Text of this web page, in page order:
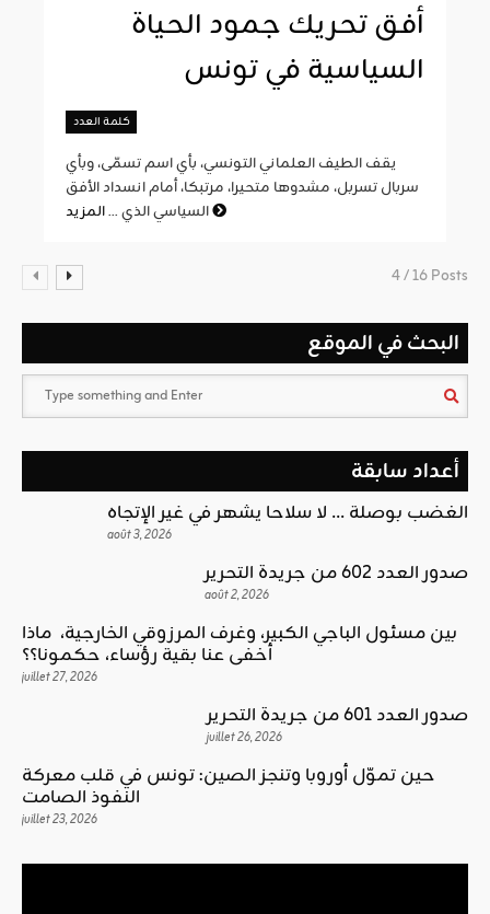
أفق تحريك جمود الحياة
السياسية في تونس
كلمة العدد
يقف الطيف العلماني التونسي، بأي اسم تسمّى، وبأي
سربال تسربل، مشدوها متحيرا، مرتبكا، أمام انسداد الأفق
السياسي الذي ...
4 / 16 Posts
البحث في الموقع
أعداد سابقة
الغضب بوصلة … لا سلاحا يشهر في غير الإتجاه
août 3, 2026
صدور العدد 602 من جريدة التحرير
août 2, 2026
بين مسئول الباجي الكبير، وغرف المرزوقي الخارجية، ماذا
أخفى عنا بقية رؤساء، حكمونا؟؟
juillet 27, 2026
صدور العدد 601 من جريدة التحرير
juillet 26, 2026
حين تموّل أوروبا وتنجز الصين: تونس في قلب معركة
النفوذ الصامت
juillet 23, 2026